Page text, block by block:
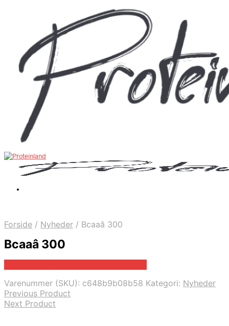
Forside / Nyheder / Bcaaâ 300
Bcaaâ 300
Varenummer (SKU): c648b9b08b58 Kategori: Nyheder
Previous Product
Next Product